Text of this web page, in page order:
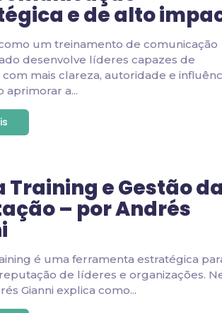
e de alto
um treinamento de comunicação
desenvolve líderes capazes de
mais clareza, autoridade e
aprimorar a...
Training e Gestão da
– por Andrés
é uma ferramenta estratégica
de líderes e organizações.
Gianni explica como...